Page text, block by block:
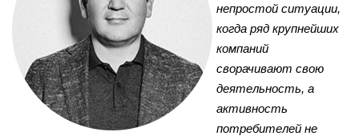
непростой ситуации,
когда ряд крупнейших
компаний
сворачивают свою
деятельность, а
активность
потребителей не